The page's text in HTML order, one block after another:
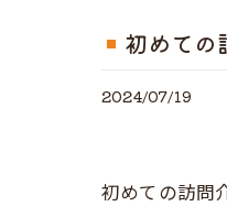
初めての
2024/07/19
初めての訪問